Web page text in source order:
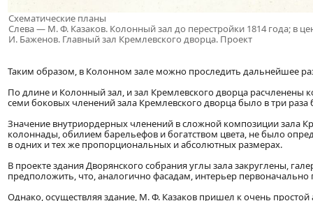
Схематические планы
Слева — М. Ф. Казаков. Колонный зал до перестройки 1814 года; в
И. Баженов. Главный зал Кремлевского дворца. Проект
Таким образом, в Колонном зале можно проследить дальнейшее
По длине и Колонный зал, и зал Кремлевского дворца
семи боковых членений зала Кремлевского дворца было в три
Значение внутриордерных членений в сложной композиции зала
колоннады, обилием барельефов и богатством цвета, не было
в одних и тех же пропорциональных и абсолютных размерах.
В проекте здания Дворянского собрания углы зала закруглены,
предположить, что, аналогично фасадам, интерьер
Однако, осуществляя здание, М. Ф. Казаков пришел к очень